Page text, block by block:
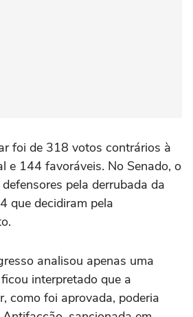
foi de 318 votos contrários à
e 144 favoráveis. No Senado, o
pela derrubada da
que decidiram pela
analisou apenas uma
interpretado que a
como foi aprovada, poderia